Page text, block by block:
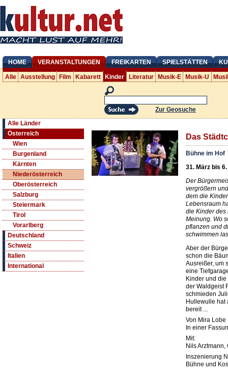
HOME VERANSTALTUNGEN FREIKARTEN SPIELSTÄTTEN
Alle Ausstellung Film Kabarett Kinder Literatur Musik-E Musik-U
Zur Geosuche
Alle Länder
Österreich
Wien
Burgenland
Kärnten
Niederösterreich
Oberösterreich
Salzburg
Steiermark
Tirol
Vorarlberg
Deutschland
Schweiz
Italien
International
Das
Bühne im Hof
31. März bis
Der
vergrößern
dem die
Lebensraum
die Kinder des
Meinung. Wo
pflanzen und
schwimmen
Aber der
schon die
Ausreißer, um
eine
Kinder und
der Waldgeist
schmieden
Hullewulle hat
bereit ...
Von Mira Lobe
In einer
Mit:
Nils
Inszenierung
Bühne und